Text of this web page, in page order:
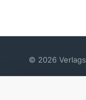
© 2026